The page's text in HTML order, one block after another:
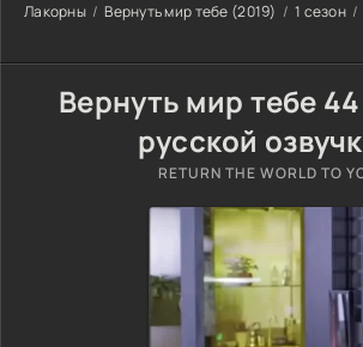
Лакорны Вернуть мир тебе (2019) 1 сезон
Вернуть мир тебе
русской
RETURN THE WORLD TO